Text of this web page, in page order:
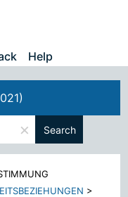
Help
× Search
>